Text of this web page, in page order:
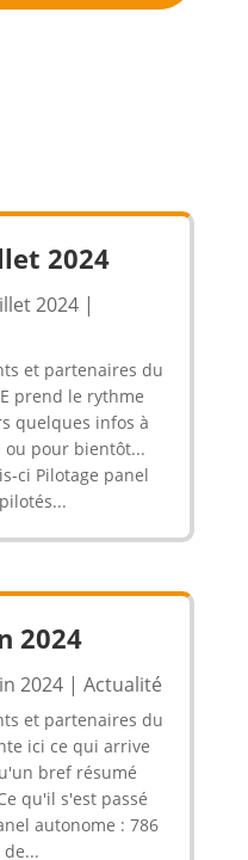
2024
2024|
et partenaires du
prend le rythme
quelques infos à
ou pour bientôt...
ci Pilotage panel
2024
2024| Actualité
et partenaires du
ici ce qui arrive
bref résumé
qu'il s'est passé
autonome : 786